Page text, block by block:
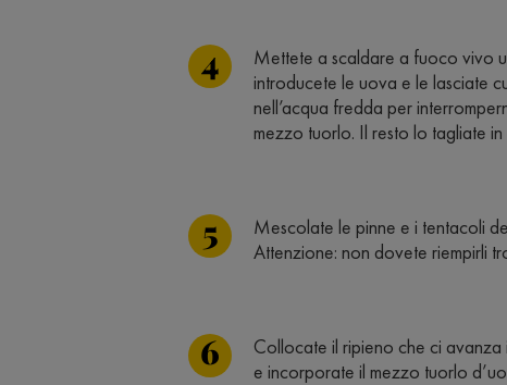
Mettete a scaldare a fuoco vivo
introducete le uova e le lasciate
nell’acqua fredda per
mezzo tuorlo. Il resto lo tagliate
Mescolate le pinne e i tentacoli
Attenzione: non dovete riempirli
Collocate il ripieno che ci
e incorporate il mezzo tuorlo